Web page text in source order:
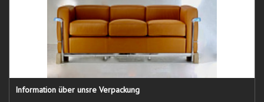
Information über unsre Verpackung